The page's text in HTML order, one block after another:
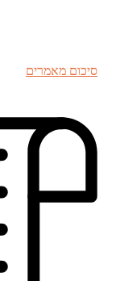
סיכום מאמרים